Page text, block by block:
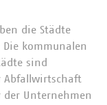
die Städte
Die kommunalen
sind
Abfallwirtschaft
der Unternehmen